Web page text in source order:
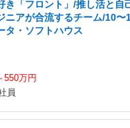
き「フロント」/推し活と自
ニアが合流するチーム/10〜
タ・ソフトハウス
550万円
員